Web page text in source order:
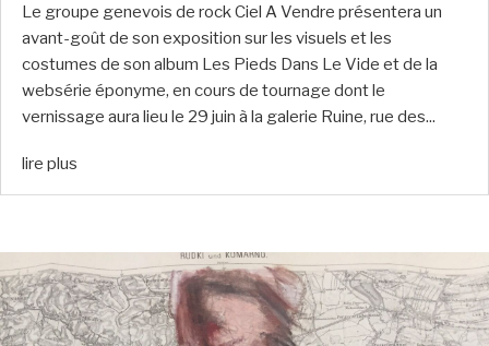
Le groupe genevois de rock Ciel A Vendre présentera un
avant-goût de son exposition sur les visuels et les
costumes de son album Les Pieds Dans Le Vide et de la
websérie éponyme, en cours de tournage dont le
vernissage aura lieu le 29 juin à la galerie Ruine, rue des...
lire plus